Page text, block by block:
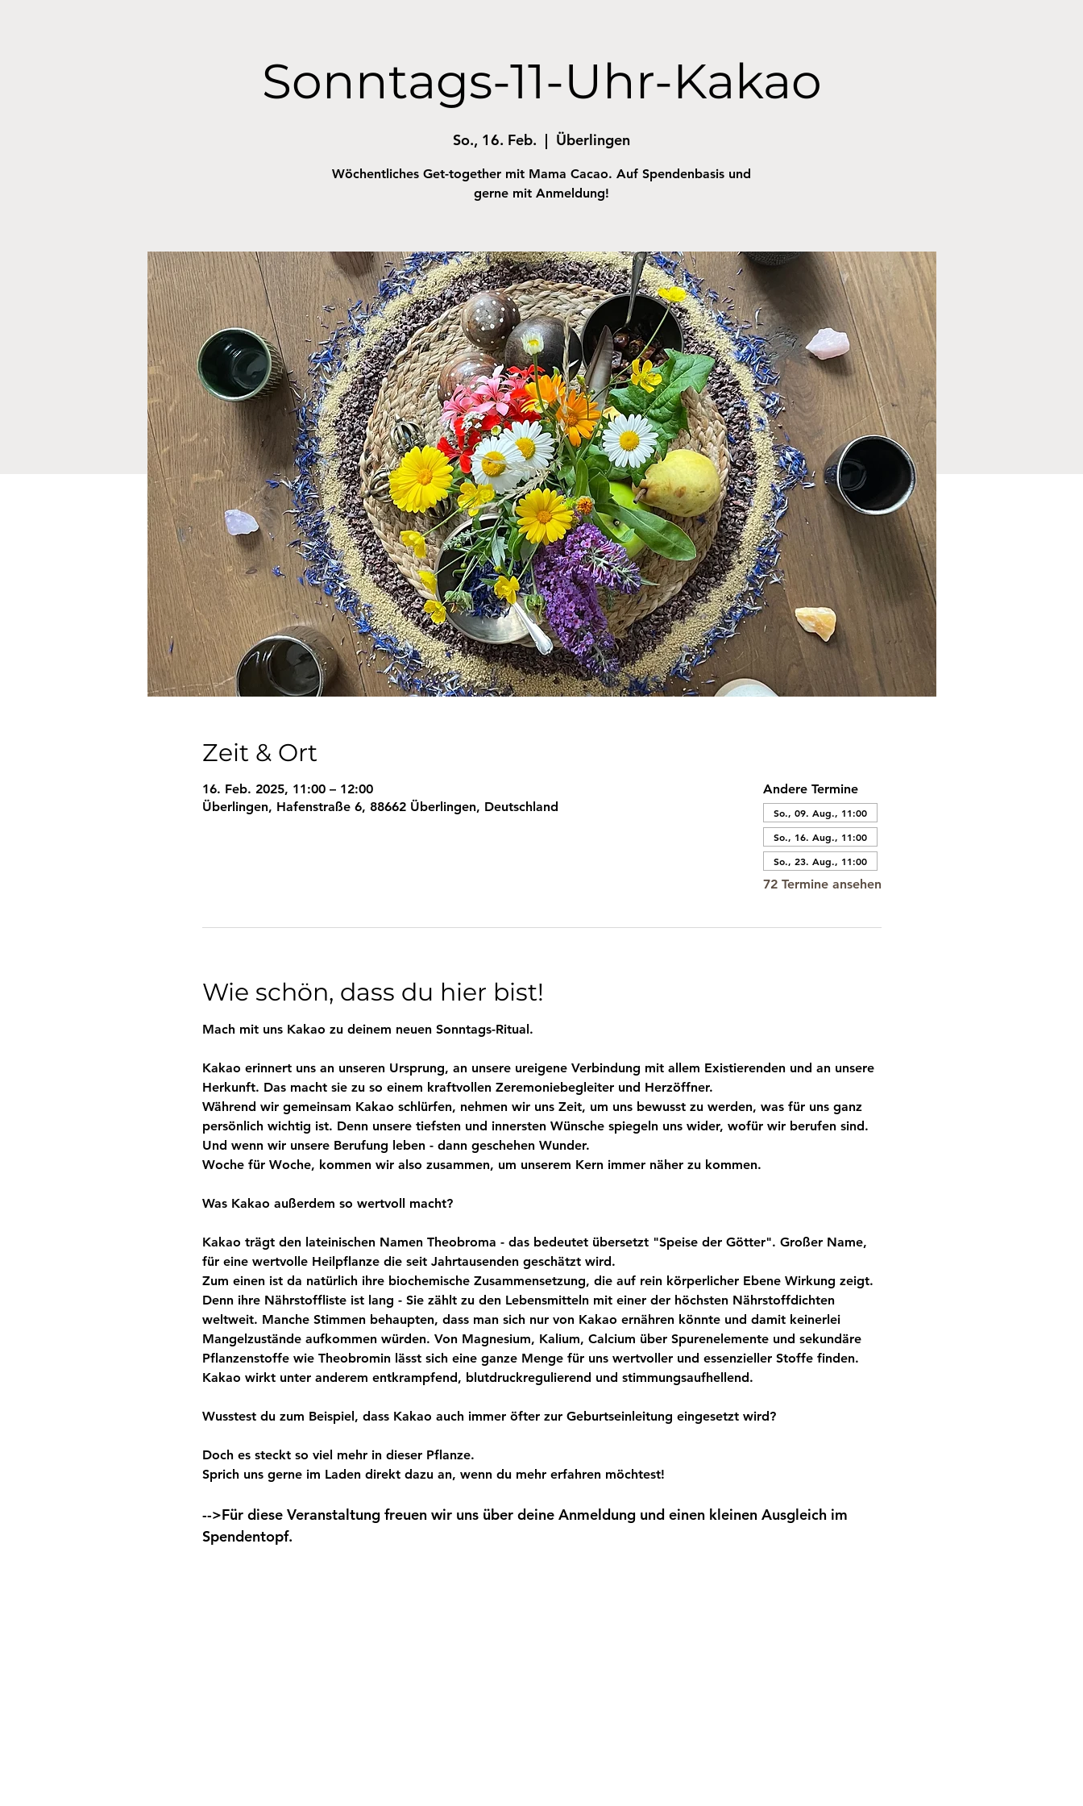
Sonntags-11-Uhr-Kakao
So., 16. Feb.
  |
Überlingen
Wöchentliches Get-together mit Mama Cacao. Auf Spendenbasis und
gerne mit Anmeldung!
Zeit & Ort
16. Feb. 2025, 11:00 – 12:00
Überlingen, Hafenstraße 6, 88662 Überlingen, Deutschland
Andere Termine
So., 09. Aug., 11:00
So., 16. Aug., 11:00
So., 23. Aug., 11:00
72 Termine ansehen
Wie schön, dass du hier bist!
Mach mit uns Kakao zu deinem neuen Sonntags-Ritual.
Kakao erinnert uns an unseren Ursprung, an unsere ureigene Verbindung mit allem Existierenden und an unsere
Herkunft. Das macht sie zu so einem kraftvollen Zeremoniebegleiter und Herzöffner.
Während wir gemeinsam Kakao schlürfen, nehmen wir uns Zeit, um uns bewusst zu werden, was für uns ganz
persönlich wichtig ist. Denn unsere tiefsten und innersten Wünsche spiegeln uns wider, wofür wir berufen sind.
Und wenn wir unsere Berufung leben - dann geschehen Wunder.
Woche für Woche, kommen wir also zusammen, um unserem Kern immer näher zu kommen.
Was Kakao außerdem so wertvoll macht?
Kakao trägt den lateinischen Namen Theobroma - das bedeutet übersetzt "Speise der Götter". Großer Name,
für eine wertvolle Heilpflanze die seit Jahrtausenden geschätzt wird.
Zum einen ist da natürlich ihre biochemische Zusammensetzung, die auf rein körperlicher Ebene Wirkung zeigt.
Denn ihre Nährstoffliste ist lang - Sie zählt zu den Lebensmitteln mit einer der höchsten Nährstoffdichten
weltweit. Manche Stimmen behaupten, dass man sich nur von Kakao ernähren könnte und damit keinerlei
Mangelzustände aufkommen würden. Von Magnesium, Kalium, Calcium über Spurenelemente und sekundäre
Pflanzenstoffe wie Theobromin lässt sich eine ganze Menge für uns wertvoller und essenzieller Stoffe finden.
Kakao wirkt unter anderem entkrampfend, blutdruckregulierend und stimmungsaufhellend.
Wusstest du zum Beispiel, dass Kakao auch immer öfter zur Geburtseinleitung eingesetzt wird?
Doch es steckt so viel mehr in dieser Pflanze.
Sprich uns gerne im Laden direkt dazu an, wenn du mehr erfahren möchtest!
-->Für diese Veranstaltung freuen wir uns über deine Anmeldung und einen kleinen Ausgleich im
Spendentopf.